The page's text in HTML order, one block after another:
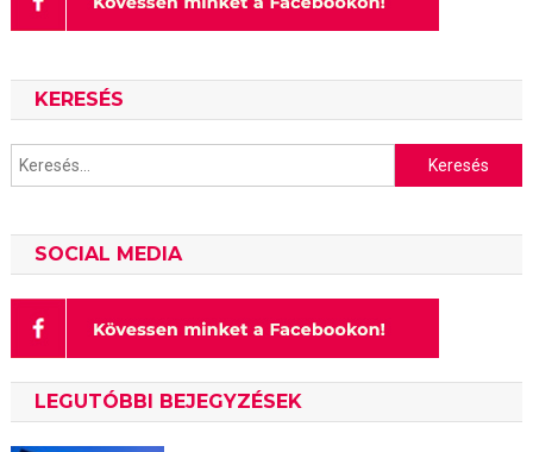
KERESÉS
Keresés:
SOCIAL MEDIA
LEGUTÓBBI BEJEGYZÉSEK